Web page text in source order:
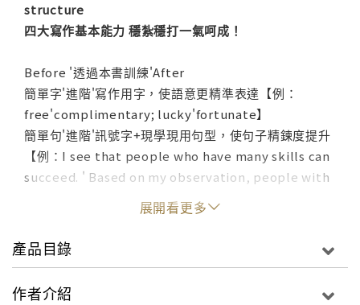
structure
四大寫作基本能力 穩紮穩打一氣呵成！
Before '透過本書訓練'After
簡單字'進階'寫作用字，使語意更精準表達【例：
free'complimentary; lucky'fortunate】
簡單句'進階'訊號字+現學現用句型，使句子精鍊度提升
【例：I see that people who have many skills can
succeed. ' Based on my observation, people with
multiple skills are more likely to succeed.】
段落主旨不明，段落之間看不清楚脈絡'進階'開場段落、
文章主體、結論段落全部到位，邏輯清楚架構清晰！
遇到英文寫作就想逃避'進階'實力充分養成，駕輕就熟、
展開看更多
產品目錄
作者介紹